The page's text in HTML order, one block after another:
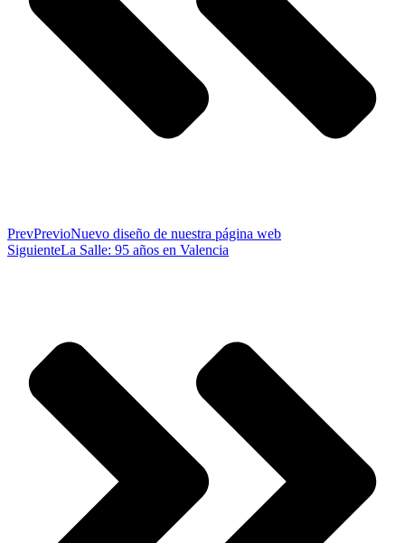
PrevPrevioNuevo diseño de nuestra página web
SiguienteLa Salle: 95 años en Valencia